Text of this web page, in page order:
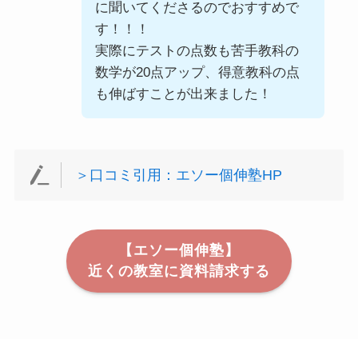
に聞いてくださるのでおすすめで
す！！！
実際にテストの点数も苦手教科の
数学が20点アップ、得意教科の点
も伸ばすことが出来ました！
＞口コミ引用：エソー個伸塾HP
【エソー個伸塾】
近くの教室に資料請求する